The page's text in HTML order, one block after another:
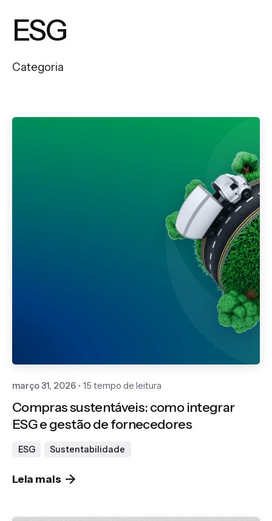
ESG
Categoria
março 31, 2026 15 tempo de leitura
Compras sustentáveis: como integrar
ESG e gestão de fornecedores
ESG Sustentabilidade
Leia mais